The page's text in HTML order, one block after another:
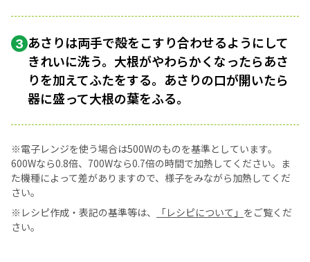
3 あさりは両手で殻をこすり合わせるようにして
きれいに洗う。大根がやわらかくなったらあさ
りを加えてふたをする。あさりの口が開いたら
器に盛って大根の葉をふる。
※電子レンジを使う場合は500Wのものを基準としています。
600Wなら0.8倍、700Wなら0.7倍の時間で加熱してください。ま
た機種によって差がありますので、様子をみながら加熱してくだ
さい。
※レシピ作成・表記の基準等は、
「レシピについて」 をご覧くだ
さい。